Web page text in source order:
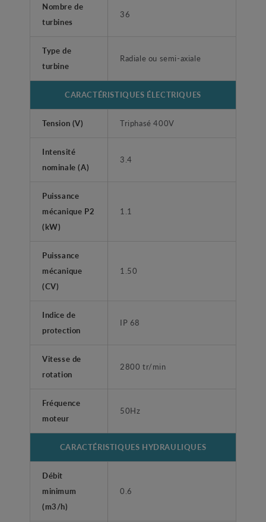
Nombre de
turbines
36
Type de
turbine
Radiale ou semi-axiale
CARACTÉRISTIQUES ÉLECTRIQUES
Tension (V) Triphasé 400V
Intensité
nominale (A)
3.4
Puissance
mécanique P2
(kW)
1.1
Puissance
mécanique
(CV)
1.50
Indice de
protection
IP 68
Vitesse de
rotation
2800 tr/min
Fréquence
moteur
50Hz
CARACTÉRISTIQUES HYDRAULIQUES
Débit
minimum
(m3/h)
0.6